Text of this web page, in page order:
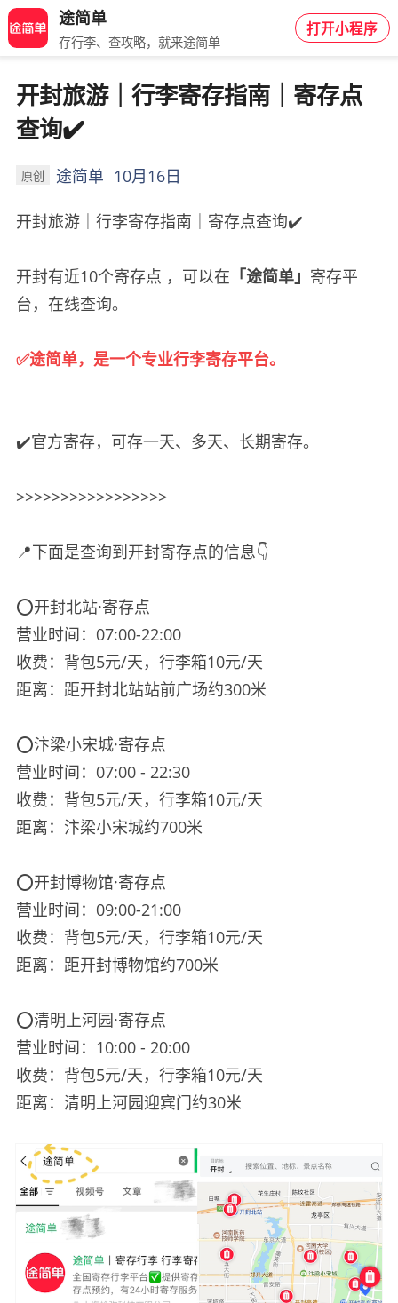
途简单
存行李、查攻略，就来途简单
打开小程序
开封旅游｜行李寄存指南｜寄存点
查询✔️
原创 途简单 10月16日
开封旅游｜行李寄存指南｜寄存点查询✔️
开封有近10个寄存点 ，可以在 「途简单」 寄存平
台，在线查询。
✅途简单，是一个专业行李寄存平台。
✔️官方寄存，可存一天、多天、长期寄存。
>>>>>>>>>>>>>>>>>
📍下面是查询到开封寄存点的信息👇
⭕️开封北站·寄存点
营业时间：07:00-22:00
收费：背包5元/天，行李箱10元/天
距离：距开封北站站前广场约300米
⭕️汴梁小宋城·寄存点
营业时间：07:00 - 22:30
收费：背包5元/天，行李箱10元/天
距离：汴梁小宋城约700米
⭕️开封博物馆·寄存点
营业时间：09:00-21:00
收费：背包5元/天，行李箱10元/天
距离：距开封博物馆约700米
⭕️清明上河园·寄存点
营业时间：10:00 - 20:00
收费：背包5元/天，行李箱10元/天
距离：清明上河园迎宾门约30米